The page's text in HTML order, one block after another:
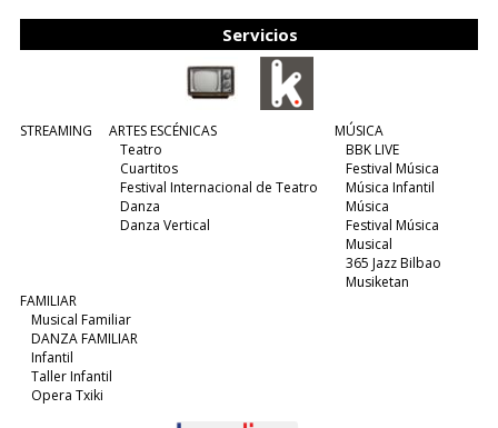
Servicios
STREAMING
ARTES ESCÉNICAS
Teatro
Cuartitos
Festival Internacional de Teatro
Danza
Danza Vertical
MÚSICA
BBK LIVE
Festival Música
Música Infantil
Música
Festival Música
Musical
365 Jazz Bilbao
Musiketan
FAMILIAR
Musical Familiar
DANZA FAMILIAR
Infantil
Taller Infantil
Opera Txiki